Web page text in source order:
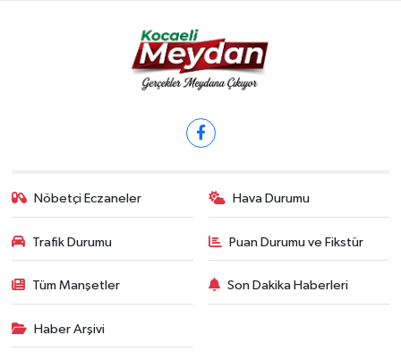
Nöbetçi Eczaneler Hava Durumu
Trafik Durumu Puan Durumu ve Fikstür
Tüm Manşetler Son Dakika Haberleri
Haber Arşivi